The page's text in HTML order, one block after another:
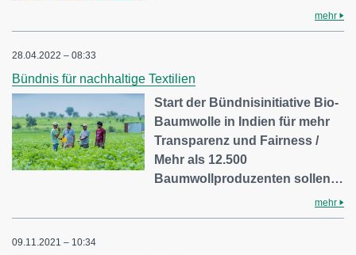
mehr
28.04.2022 – 08:33
Bündnis für nachhaltige Textilien
Start der Bündnisinitiative Bio-
Baumwolle in Indien für mehr
Transparenz und Fairness /
Mehr als 12.500
Baumwollproduzenten sollen…
mehr
09.11.2021 – 10:34